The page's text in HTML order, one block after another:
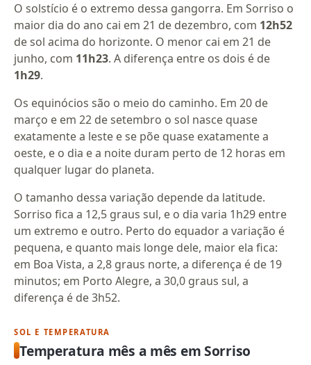
O solstício é o extremo dessa gangorra. Em Sorriso o
maior dia do ano cai em 21 de dezembro, com 12h52
de sol acima do horizonte. O menor cai em 21 de
junho, com 11h23. A diferença entre os dois é de
1h29.
Os equinócios são o meio do caminho. Em 20 de
março e em 22 de setembro o sol nasce quase
exatamente a leste e se põe quase exatamente a
oeste, e o dia e a noite duram perto de 12 horas em
qualquer lugar do planeta.
O tamanho dessa variação depende da latitude.
Sorriso fica a 12,5 graus sul, e o dia varia 1h29 entre
um extremo e outro. Perto do equador a variação é
pequena, e quanto mais longe dele, maior ela fica:
em Boa Vista, a 2,8 graus norte, a diferença é de 19
minutos; em Porto Alegre, a 30,0 graus sul, a
diferença é de 3h52.
SOL E TEMPERATURA
Temperatura mês a mês em Sorriso